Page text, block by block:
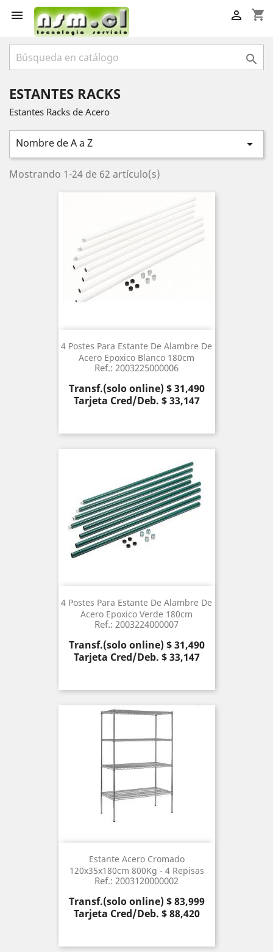
 shopping_cart


ESTANTES RACKS
Estantes Racks de Acero
Nombre de A a Z 
Mostrando 1-24 de 62 artículo(s)
4 Postes Para Estante De Alambre De
Acero Epoxico Blanco 180cm
Ref.: 2003225000006
Precio
Transf.(solo online) $ 31,490
Tarjeta Cred/Deb. $ 33,147
4 Postes Para Estante De Alambre De
Acero Epoxico Verde 180cm
Ref.: 2003224000007
Precio
Transf.(solo online) $ 31,490
Tarjeta Cred/Deb. $ 33,147
Estante Acero Cromado
120x35x180cm 800Kg - 4 Repisas
Ref.: 2003120000002
Precio
Transf.(solo online) $ 83,999
Tarjeta Cred/Deb. $ 88,420